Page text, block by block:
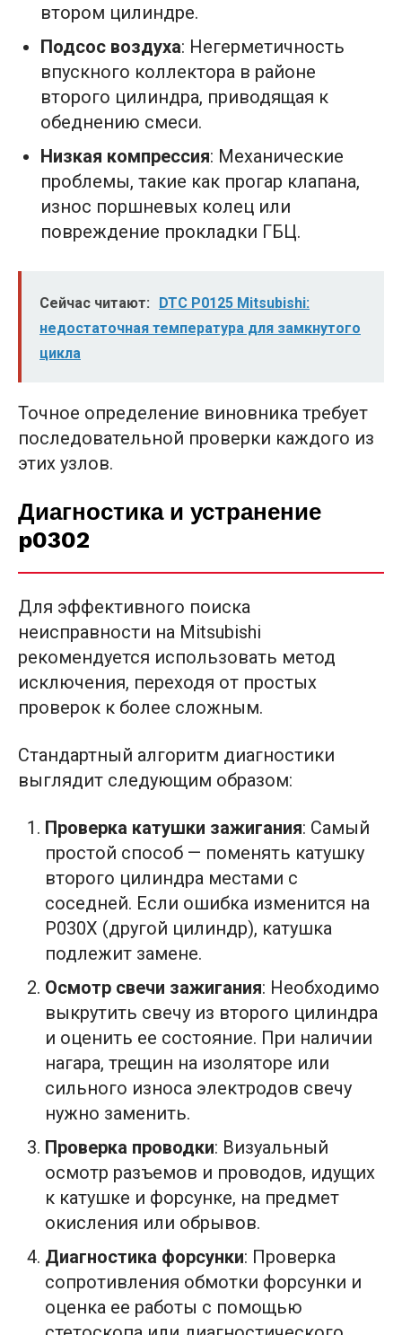
втором цилиндре.
Подсос воздуха: Негерметичность
впускного коллектора в районе
второго цилиндра, приводящая к
обеднению смеси.
Низкая компрессия: Механические
проблемы, такие как прогар клапана,
износ поршневых колец или
повреждение прокладки ГБЦ.
Сейчас читают:
DTC P0125 Mitsubishi:
недостаточная температура для замкнутого
цикла
Точное определение виновника требует
последовательной проверки каждого из
этих узлов.
Диагностика и устранение
p0302
Для эффективного поиска
неисправности на Mitsubishi
рекомендуется использовать метод
исключения, переходя от простых
проверок к более сложным.
Стандартный алгоритм диагностики
выглядит следующим образом:
Проверка катушки зажигания: Самый
простой способ — поменять катушку
второго цилиндра местами с
соседней. Если ошибка изменится на
P030X (другой цилиндр), катушка
подлежит замене.
Осмотр свечи зажигания: Необходимо
выкрутить свечу из второго цилиндра
и оценить ее состояние. При наличии
нагара, трещин на изоляторе или
сильного износа электродов свечу
нужно заменить.
Проверка проводки: Визуальный
осмотр разъемов и проводов, идущих
к катушке и форсунке, на предмет
окисления или обрывов.
Диагностика форсунки: Проверка
сопротивления обмотки форсунки и
оценка ее работы с помощью